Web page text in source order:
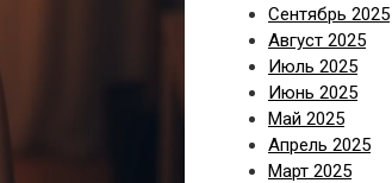
Сентябрь 2025
Август 2025
Июль 2025
Июнь 2025
Май 2025
Апрель 2025
Март 2025